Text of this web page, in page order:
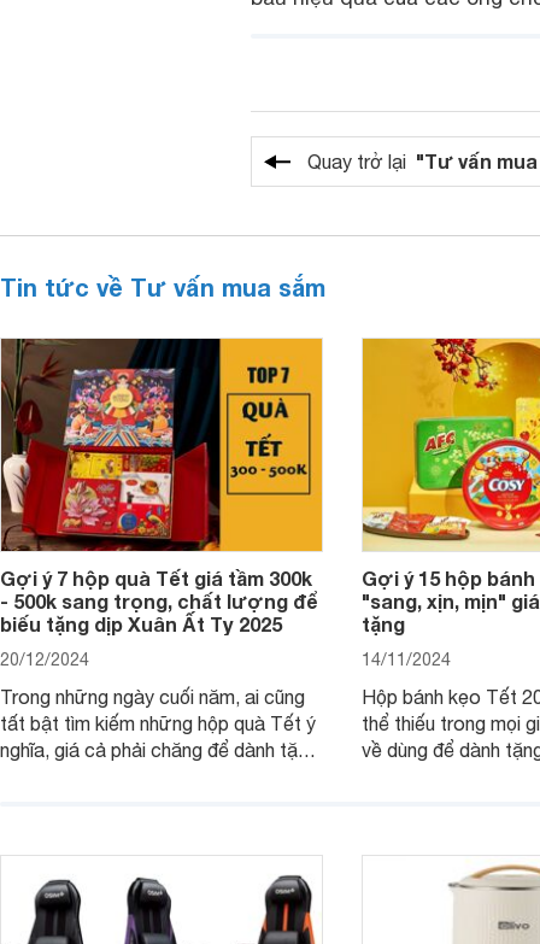
Quay trở lại "Tư vấn
Tin tức về Tư vấn mua sắm
Gợi ý 7 hộp quà Tết giá tầm 300k
- 500k sang trọng, chất lượng để
biếu tặng dịp Xuân Ất Tỵ 2025
20/12/2024
Trong những ngày cuối năm, ai cũng
tất bật tìm kiếm những hộp quà Tết ý
nghĩa, giá cả phải chăng để dành tặng
- 500k đẹp mắt nhé.
Gợi ý 15 hộp
"sang, xịn, mịn"
tặng
14/11/2024
Hộp bánh kẹo Tết
thể thiếu trong mọi
về dùng để dành
2025 mới vừa sang,
mua sắm cuối năm.